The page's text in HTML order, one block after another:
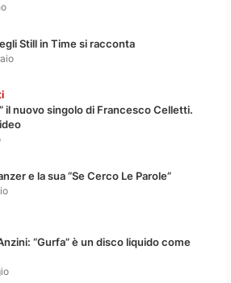
Still in Time si racconta
il nuovo singolo di Francesco Celletti.
e la sua “Se Cerco Le Parole”
“Gurfa” è un disco liquido come